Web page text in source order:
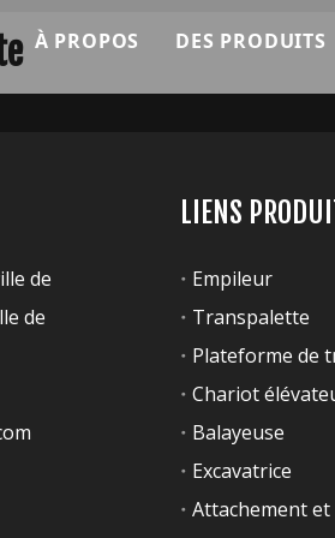
À PROPOS
Découverte comment ça
Présentation de l'équipe
DES PRODUITS
Machines
Chariot
Empileur
Transpalette
Chariot
Balayeuse
de
de
LIENS
Empileur
Transpalette
Plateforme de
Chariot
Balayeuse
Excavatrice